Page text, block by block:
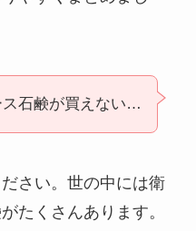
ス石鹸が買えない…
さい。世の中には衛
たくさんあります。